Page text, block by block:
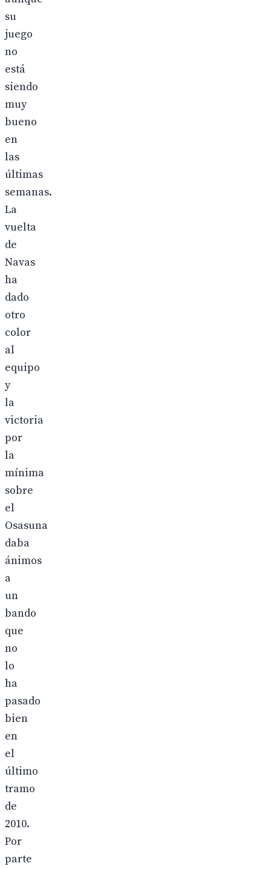
su
juego
no
está
siendo
muy
bueno
en
las
últimas
semanas.
La
vuelta
de
Navas
ha
dado
otro
color
al
equipo
y
la
victoria
por
la
mínima
sobre
el
Osasuna
daba
ánimos
a
un
bando
que
no
lo
ha
pasado
bien
en
el
último
tramo
de
2010.
Por
parte